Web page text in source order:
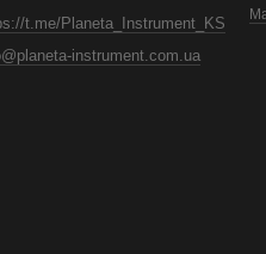
t.me/Planeta_Instrument_KS
instrument.com.ua